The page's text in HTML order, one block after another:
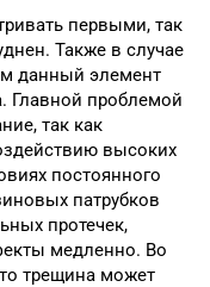
первыми, так
Также в случае
данный элемент
Главной проблемой
так как
высоких
постоянного
патрубков
протечек,
медленно. Во
трещина может